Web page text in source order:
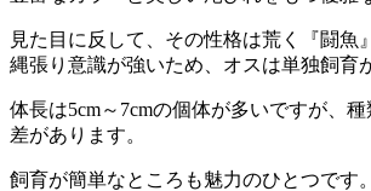
見た目に反して、その性格は荒く『闘魚
縄張り意識が強いため、オスは単独飼育
体長は5cm～7cmの個体が多いですが、
差があります。
飼育が簡単なところも魅力のひとつです。